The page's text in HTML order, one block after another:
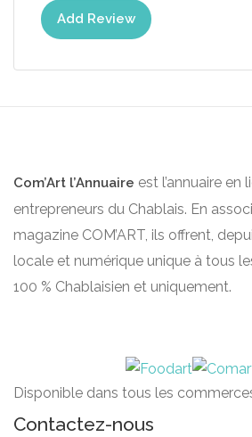
Add Review
Com’Art l’Annuaire est l’annuaire en
entrepreneurs du Chablais. En
magazine COM’ART, ils offrent,
locale et numérique unique à tous
100 % Chablaisien et uniquement.
Disponible dans tous les
Contactez-nous